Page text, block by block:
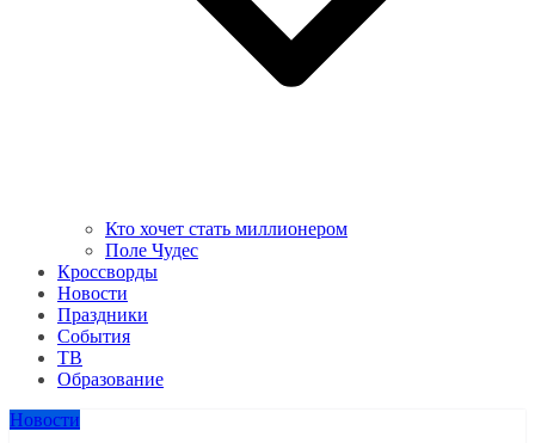
Кто хочет стать миллионером
Поле Чудес
Кроссворды
Новости
Праздники
События
ТВ
Образование
Новости